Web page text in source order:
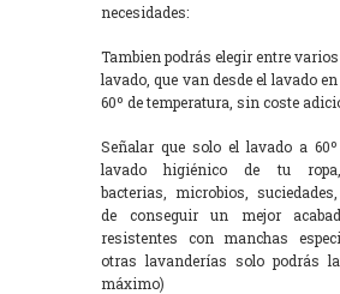
necesidades:
Tambien podrás elegir entre
lavado, que van desde el lavado
60º de temperatura, sin coste
Señalar que solo el lavado a
lavado higiénico de tu
bacterias, microbios,
de conseguir un mejor
resistentes con manchas
otras lavanderías solo podrás
máximo)